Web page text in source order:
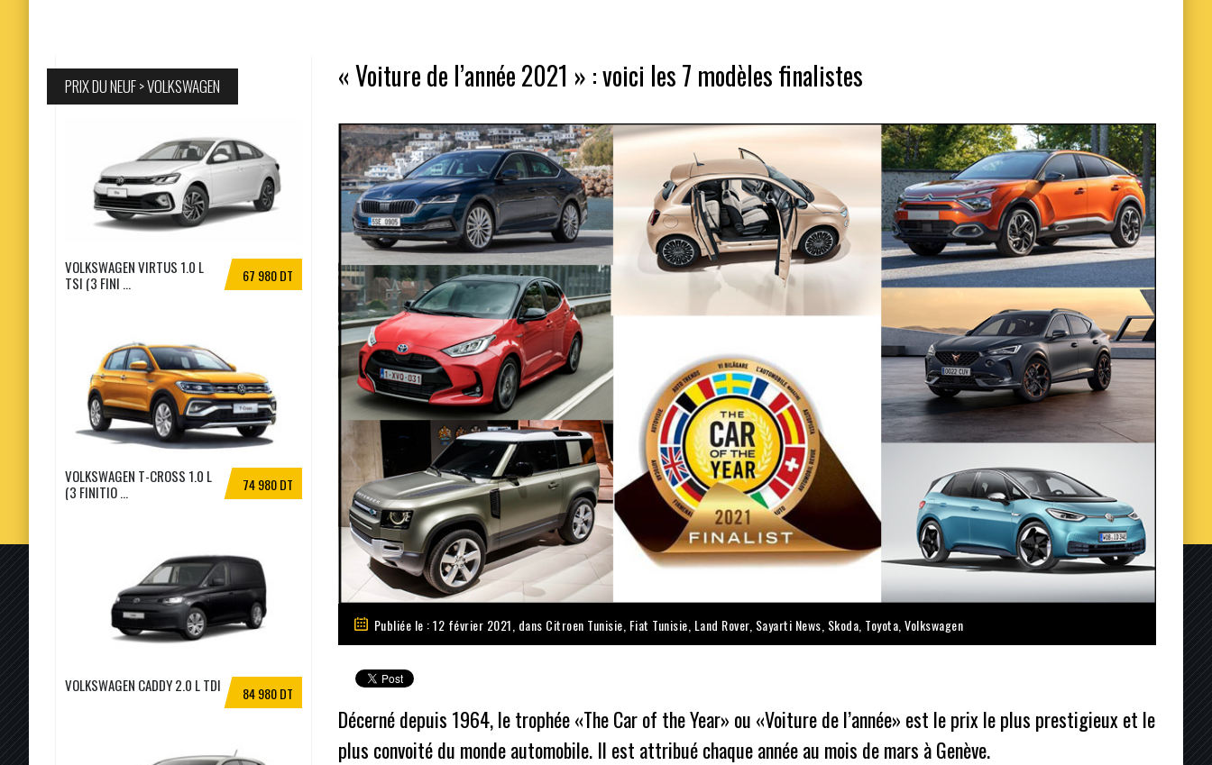
« Voiture de l’année 2021 » : voici les 7 modèles finalistes
Publiée le : 12 février 2021, dans Citroen Tunisie Fiat Tunisie Land Rover, Sayarti News Skoda Toyota Volkswagen
Décerné depuis 1964, le trophée«The Car of the Year» ou «Voiture de l’année» est le prix le plus prestigieux et le
plus convoité du monde automobile. Il est attribué chaque année au mois de mars à Genève.
PRIX DU NEUF > VOLKSWAGEN
67 980 DT
VOLKSWAGEN VIRTUS 1.0 L
TSI (3 FINI ...
74 980 DT
VOLKSWAGEN T-CROSS 1.0 L
(3 FINITIO ...
84 980 DT
VOLKSWAGEN CADDY 2.0 L TDI